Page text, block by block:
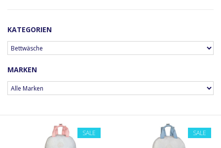
KATEGORIEN
MARKEN
SALE SALE